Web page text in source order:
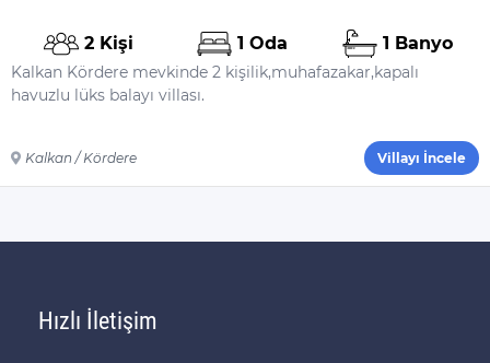
2 Kişi 1 Oda 1 Banyo
Kalkan Kördere mevkinde 2 kişilik,muhafazakar,kapalı
havuzlu lüks balayı villası.
Kalkan / Kördere Villayı İncele
Hızlı İletişim